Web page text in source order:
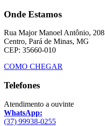
Onde Estamos
Rua Major Manoel Antônio, 208
Centro, Pará de Minas, MG
CEP: 35660-010
COMO CHEGAR
Telefones
Atendimento a ouvinte
WhatsApp:
(37) 99938-0255